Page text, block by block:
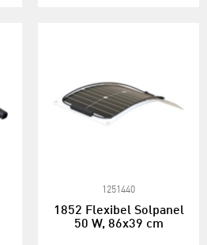
1251440
1852 Flexibel Solpanel
50 W, 86x39 cm